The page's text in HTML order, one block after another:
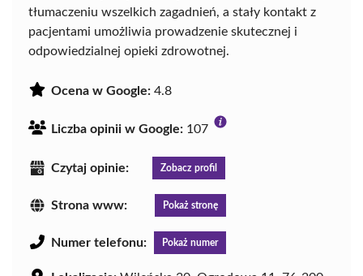
tłumaczeniu wszelkich zagadnień, a stały kontakt z
pacjentami umożliwia prowadzenie skutecznej i
odpowiedzialnej opieki zdrowotnej.
Ocena w Google: 4.8
Liczba opinii w Google: 107
Czytaj opinie: Zobacz profil
Strona www: Pokaż stronę
Numer telefonu: Pokaż numer